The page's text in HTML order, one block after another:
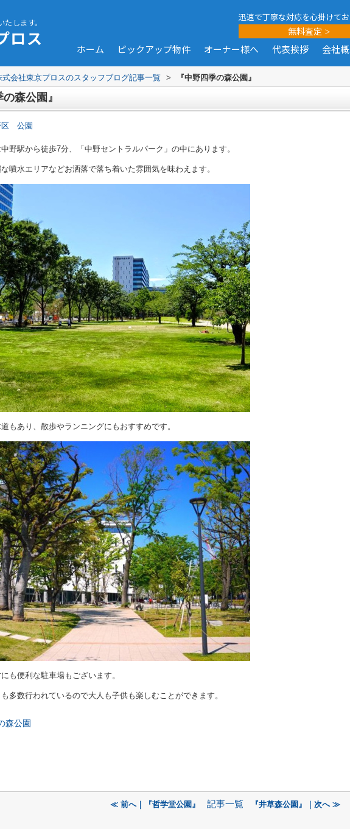
します。
ロス
迅速で丁寧な対応を心掛けてお
無料査定
ホーム ピックアップ物件 オーナー様へ 代表挨拶 会社
式会社東京プロスのスタッフブログ記事一覧 > 『中野四季の森公園』
の森公園』
区 公園
野駅から徒歩7分、「中野セントラルパーク」の中にあります。
噴水エリアなどお洒落で落ち着いた雰囲気を味わえます。
もあり、散歩やランニングにもおすすめです。
も便利な駐車場もございます。
多数行われているので大人も子供も楽しむことができます。
森公園
≪ 前へ｜『哲学堂公園』 記事一覧 『井草森公園』｜次へ ≫